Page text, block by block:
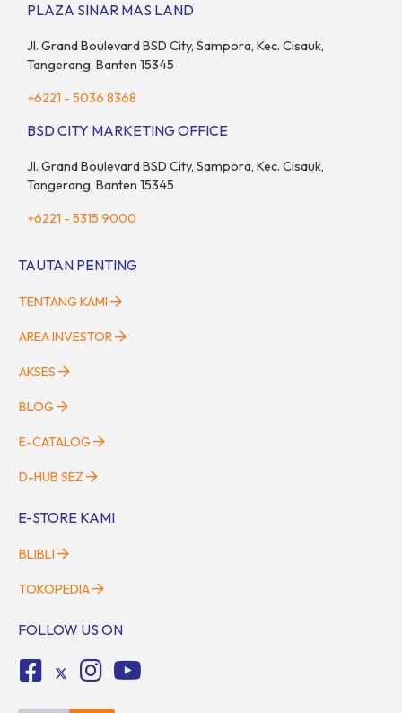
sebesar 14% dibandingkan dengan tahun sebelumnya. Kondisi
PLAZA SINAR MAS LAND
Jl. Grand Boulevard BSD City, Sampora, Kec. Cisauk,
Tangerang, Banten 15345
+6221 - 5036 8368
BSD CITY MARKETING OFFICE
Jl. Grand Boulevard BSD City, Sampora, Kec. Cisauk,
Tangerang, Banten 15345
+6221 - 5315 9000
TAUTAN PENTING
TENTANG KAMI
AREA INVESTOR
AKSES
BLOG
E-CATALOG
D-HUB SEZ
E-STORE KAMI
BLIBLI
TOKOPEDIA
FOLLOW US ON